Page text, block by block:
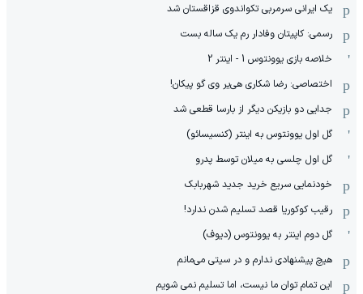
یک ایرانی سرمربی تکواندوی قزاقستان شد
رسمی: کاپیتان وفادار رم یک ساله بست
خلاصه بازی یوونتوس 1 - اینتر 2
اختصاصی: رضا شکاری هی‌یر وی‌ گو پیکان!
جدایی دو بازیکن دیگر از بارسا قطعی شد
گل اول یوونتوس به اینتر (کنسیسائو)
گل اول چلسی به میلان توسط پدرو
خودنمایی سریع خرید جدید شهربابک
رقیب کوکوریا قصد تسلیم شدن ندارد!
گل دوم اینتر به یوونتوس (دیوف)
هیچ پیشنهادی ندارم و در سیتی می‌مانم
این تمام توان ما نیست، اما تسلیم نمی شویم